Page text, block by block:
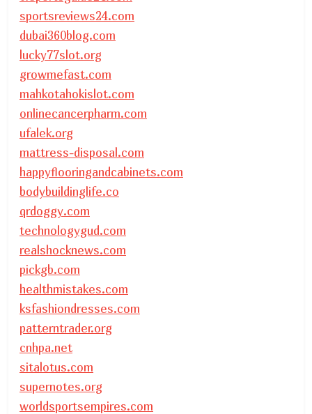
sportsreviews24.com
dubai360blog.com
lucky77slot.org
growmefast.com
mahkotahokislot.com
onlinecancerpharm.com
ufalek.org
mattress-disposal.com
happyflooringandcabinets.com
bodybuildinglife.co
qrdoggy.com
technologygud.com
realshocknews.com
pickgb.com
healthmistakes.com
ksfashiondresses.com
patterntrader.org
cnhpa.net
sitalotus.com
supernotes.org
worldsportsempires.com